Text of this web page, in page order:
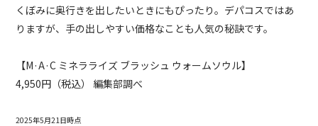
くぼみに奥行きを出したいときにもぴったり。デパコスではあ
りますが、手の出しやすい価格なことも人気の秘訣です。
【M·A·C ミネラライズ ブラッシュ ウォームソウル】
4,950円（税込） 編集部調べ
2025年5月21日時点